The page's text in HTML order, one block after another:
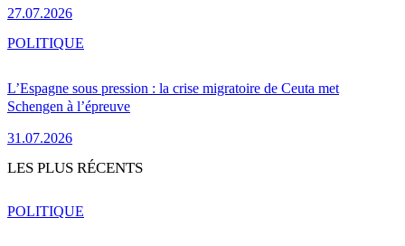
27.07.2026
L’Espagne sous pression : la crise migratoire de Ceuta met
Schengen à l’épreuve
31.07.2026
POLITIQUE
LES PLUS RÉCENTS
POLITIQUE